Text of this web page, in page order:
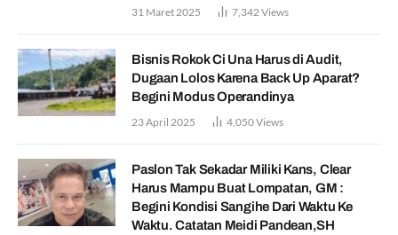
31 Maret 2025 7,342Views
Bisnis Rokok Ci Una Harus di Audit,
Dugaan Lolos Karena Back Up Aparat?
Begini Modus Operandinya
23 April 2025 4,050Views
Paslon Tak Sekadar Miliki Kans, Clear
Harus Mampu Buat Lompatan, GM :
Begini Kondisi Sangihe Dari Waktu Ke
Waktu. Catatan Meidi Pandean,SH